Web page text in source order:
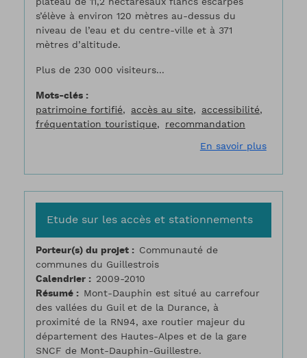
s’élève à environ 120 mètres au-dessus du
niveau de l’eau et du centre-ville et à 371
mètres d’altitude.
Plus de 230 000 visiteurs...
Mots-clés
patrimoine fortifié
accès au site
accessibilité
fréquentation touristique
recommandation
En savoir plussur
Etude sur les accès et stationnements
Porteur(s) du projet
Communauté de
communes du Guillestrois
Calendrier
2009-2010
Résumé
Mont-Dauphin est situé au carrefour
des vallées du Guil et de la Durance, à
proximité de la RN94, axe routier majeur du
département des Hautes-Alpes et de la gare
SNCF de Mont-Dauphin-Guillestre.